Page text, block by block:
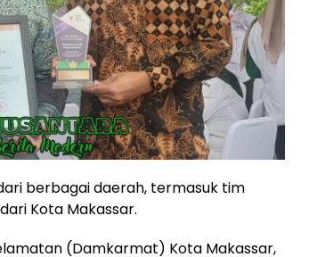
berbagai daerah, termasuk tim
Kota Makassar.
(Damkarmat) Kota Makassar,